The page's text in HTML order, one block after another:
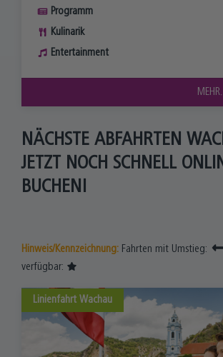
Programm
Kulinarik
Entertainment
NÄCHSTE ABFAHRTEN
JETZT NOCH SCHNELL
BUCHEN!
Hinweis/Kennzeichnung: Fahrten mit Umstieg:
verfügbar:
Linienfahrt Wachau